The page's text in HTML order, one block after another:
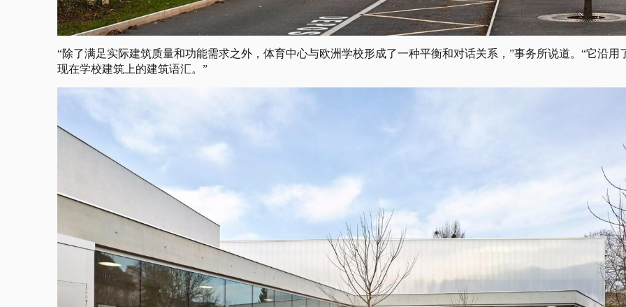
“除了满足实际建筑质量和功能需求之外，体育中心与欧洲学校形成了一种平衡和对话关系，”事务所说道。“它沿用
现在学校建筑上的建筑语汇。”